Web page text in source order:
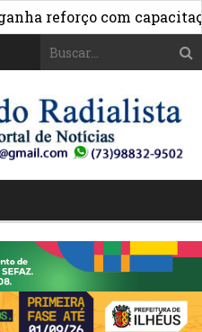
reforço com capacitação »